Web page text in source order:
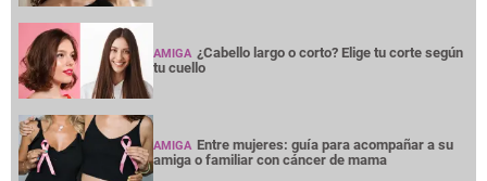
AMIGA ¿Cabello largo o corto? Elige tu corte según
tu cuello
AMIGA Entre mujeres: guía para acompañar a su
amiga o familiar con cáncer de mama